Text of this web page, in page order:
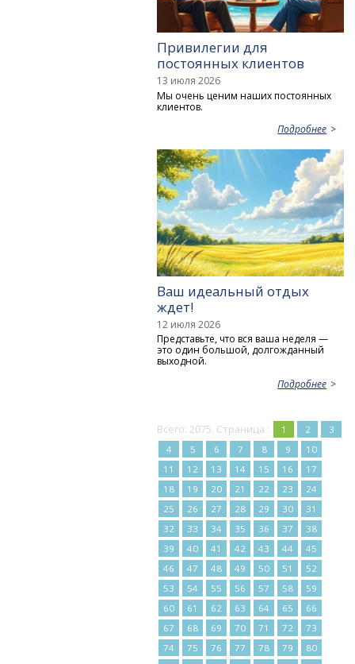
Привилегии для
постоянных клиентов
13 июля 2026
Мы очень ценим наших постоянных
клиентов.
Подробнее
Ваш идеальный отдых
ждет!
12 июля 2026
Представьте, что вся ваша неделя —
это один большой, долгожданный
выходной.
Подробнее
Всего: 2075. Страница : 1 2
3
4
5 6 7 8 9
10
11
12 13 14 15 16
17
18
19 20 21 22 23
24
25
26 27 28 29 30
31
32
33 34 35 36 37
38
39
40 41 42 43 44
45
46
47 48 49 50 51
52
53
54 55 56 57 58
59
60
61 62 63 64 65
66
67
68 69 70 71 72
73
74
75 76 77 78 79
80